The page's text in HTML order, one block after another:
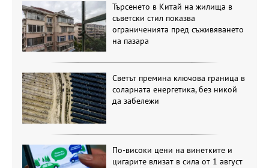
Търсенето в Китай на жилища в
съветски стил показва
ограниченията пред съживяването
на пазара
Светът премина ключова граница в
соларната енергетика, без никой
да забележи
По-високи цени на винетките и
цигарите влизат в сила от 1 август